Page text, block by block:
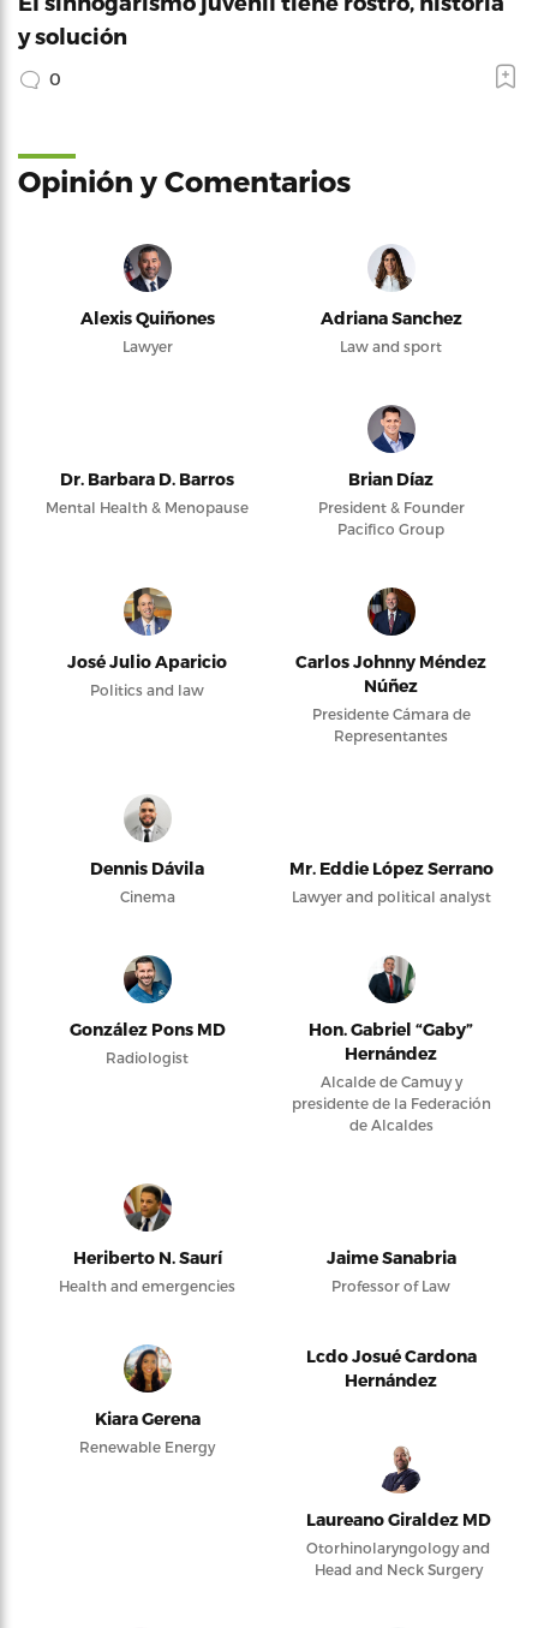
y solución
0
Opinión y Comentarios
Alexis Quiñones
Lawyer
Adriana Sanchez
Law and sport
Dr. Barbara D. Barros
Mental Health & Menopause
Brian Díaz
President & Founder
Pacifico Group
José Julio Aparicio
Politics and law
Carlos Johnny Méndez
Núñez
Presidente Cámara de
Representantes
Dennis Dávila
Cinema
Mr. Eddie López Serrano
Lawyer and political analyst
González Pons MD
Radiologist
Hon. Gabriel “Gaby”
Hernández
Alcalde de Camuy y
presidente de la Federación
de Alcaldes
Heriberto N. Saurí
Health and emergencies
Jaime Sanabria
Professor of Law
Kiara Gerena
Renewable Energy
Lcdo Josué Cardona
Hernández
Laureano Giraldez MD
Otorhinolaryngology and
Head and Neck Surgery